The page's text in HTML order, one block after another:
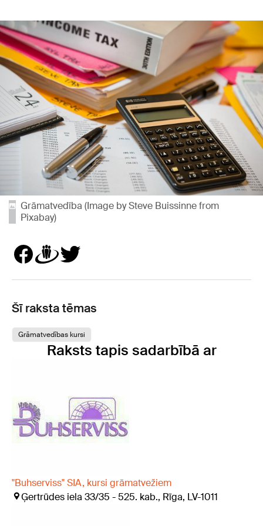
Grāmatvedība (Image by Steve Buissinne from
Pixabay)
Šī raksta tēmas
Grāmatvedības kursi
Raksts tapis sadarbībā ar
"Buhserviss" SIA, kursi grāmatvežiem
Ģertrūdes iela 33/35 - 525. kab., Rīga, LV-1011